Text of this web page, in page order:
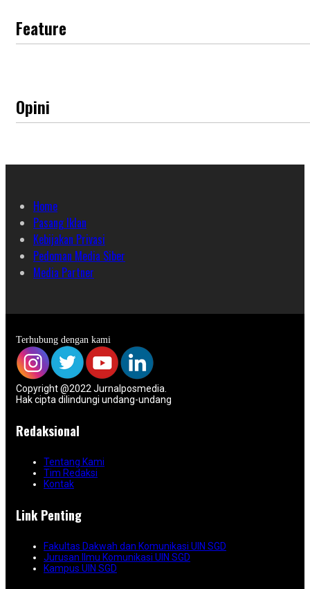
Feature
Opini
Home
Pasang Iklan
Kebijakan Privasi
Pedoman Media Siber
Media Partner
Terhubung dengan kami
Copyright @2022 Jurnalposmedia.
Hak cipta dilindungi undang-undang
Redaksional
Tentang Kami
Tim Redaksi
Kontak
Link Penting
Fakultas Dakwah dan Komunikasi UIN SGD
Jurusan Ilmu Komunikasi UIN SGD
Kampus UIN SGD